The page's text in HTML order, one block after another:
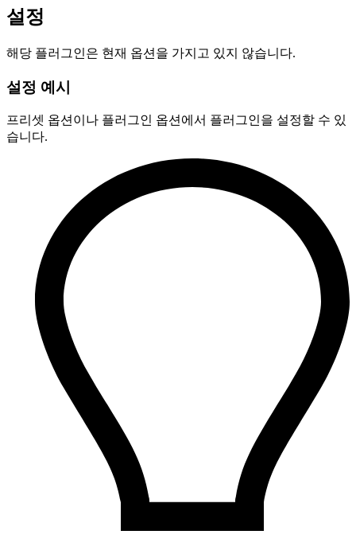
설정
해당 플러그인은 현재 옵션을 가지고 있지 않습니다.
설정 예시
프리셋 옵션이나 플러그인 옵션에서 플러그인을 설정할 수 있
습니다.